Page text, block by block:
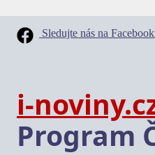
Sledujte nás na
i-
Program